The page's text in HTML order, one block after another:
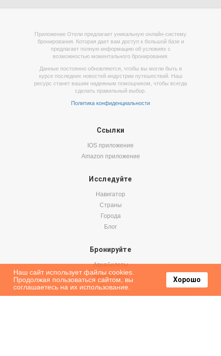
Приложение Отели предлагает уникальную онлайн-систему
бронирования. Которая дает вам доступ к большой базе и
предлагает полную информацию об условиях с
возможностью моментального бронирования.
Данные постоянно обновляются, чтобы вы могли быть в
курсе последних новостей индустрии путешествий. Наш
ресурс станет вашим надежным помощником, чтобы всегда
сделать правильный выбор.
Политика конфиденциальности
Ссылки
IOS приложение
Amazon приложение
Исследуйте
Навигатор
Страны
Города
Блог
Бронируйте
Авиабилеты
Аренда авто
Паромы
Наш сайт использует файлы cookies.
Продолжая пользоваться сайтом, вы
соглашаетесь на их использование.
Хорошо